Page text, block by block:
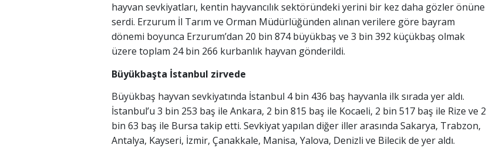
hayvan sevkiyatları, kentin hayvancılık sektöründeki yerini bir kez daha gözler önüne
serdi. Erzurum İl Tarım ve Orman Müdürlüğünden alınan verilere göre bayram
dönemi boyunca Erzurum’dan 20 bin 874 büyükbaş ve 3 bin 392 küçükbaş olmak
üzere toplam 24 bin 266 kurbanlık hayvan gönderildi.
Büyükbaşta İstanbul zirvede
Büyükbaş hayvan sevkiyatında İstanbul 4 bin 436 baş hayvanla ilk sırada yer aldı.
İstanbul’u 3 bin 253 baş ile Ankara, 2 bin 815 baş ile Kocaeli, 2 bin 517 baş ile Rize ve 2
bin 63 baş ile Bursa takip etti. Sevkiyat yapılan diğer iller arasında Sakarya, Trabzon,
Antalya, Kayseri, İzmir, Çanakkale, Manisa, Yalova, Denizli ve Bilecik de yer aldı.